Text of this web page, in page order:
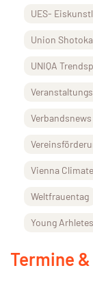
UES-
Union
UNIQA
Verbandsnews
Vienna
Weltfrauentag
Young Arhletes
Termine